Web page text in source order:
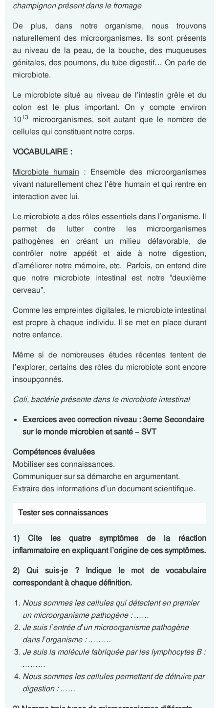
champignon présent dans le fromage
De plus, dans notre organisme, nous trouvons
naturellement des microorganismes. Ils sont présents
au niveau de la peau, de la bouche, des muqueuses
génitales, des poumons, du tube digestif… On parle de
microbiote.
Le microbiote situé au niveau de l’intestin grêle et du
colon est le plus important. On y compte environ
1013
microorganismes, soit autant que le nombre de
cellules qui constituent notre corps.
VOCABULAIRE :
Microbiote humain : Ensemble des microorganismes
vivant naturellement chez l’être humain et qui rentre en
interaction avec lui.
Le microbiote a des rôles essentiels dans l’organisme. Il
permet de lutter contre les microorganismes
pathogènes en créant un milieu défavorable, de
contrôler notre appétit et aide à notre digestion,
d’améliorer notre mémoire, etc. Parfois, on entend dire
que notre microbiote intestinal est notre “deuxième
cerveau”.
Comme les empreintes digitales, le microbiote intestinal
est propre à chaque individu. Il se met en place durant
notre enfance.
Même si de nombreuses études récentes tentent de
l’explorer, certains des rôles du microbiote sont encore
insoupçonnés.
Coli, bactérie présente dans le microbiote intestinal
Exercices avec correction niveau : 3eme Secondaire
sur le monde microbien et santé – SVT
Compétences évaluées
Mobiliser ses connaissances.
Communiquer sur sa démarche en argumentant.
Extraire des informations d’un document scientifique.
Tester ses connaissances
1) Cite les quatre symptômes de la réaction
inflammatoire en expliquant l’origine de ces symptômes.
2) Qui suis-je ? Indique le mot de vocabulaire
correspondant à chaque définition.
Nous sommes les cellules qui détectent en premier
un microorganisme pathogène : ……
Je suis l’entrée d’un microorganisme pathogène
dans l’organisme : ………
Je suis la molécule fabriquée par les lymphocytes B :
………
Nous sommes les cellules permettant de détruire par
digestion : ……